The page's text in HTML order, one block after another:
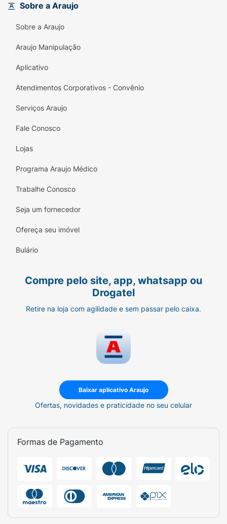
Sobre a Araujo
Sobre a Araujo
Araujo Manipulação
Aplicativo
Atendimentos Corporativos - Convênio
Serviços Araujo
Fale Conosco
Lojas
Programa Araujo Médico
Trabalhe Conosco
Seja um fornecedor
Ofereça seu imóvel
Bulário
Compre pelo site, app, whatsapp ou
Drogatel
Retire na loja com agilidade e sem passar pelo caixa.
Baixar aplicativo Araujo
Ofertas, novidades e praticidade no seu celular
Formas de Pagamento